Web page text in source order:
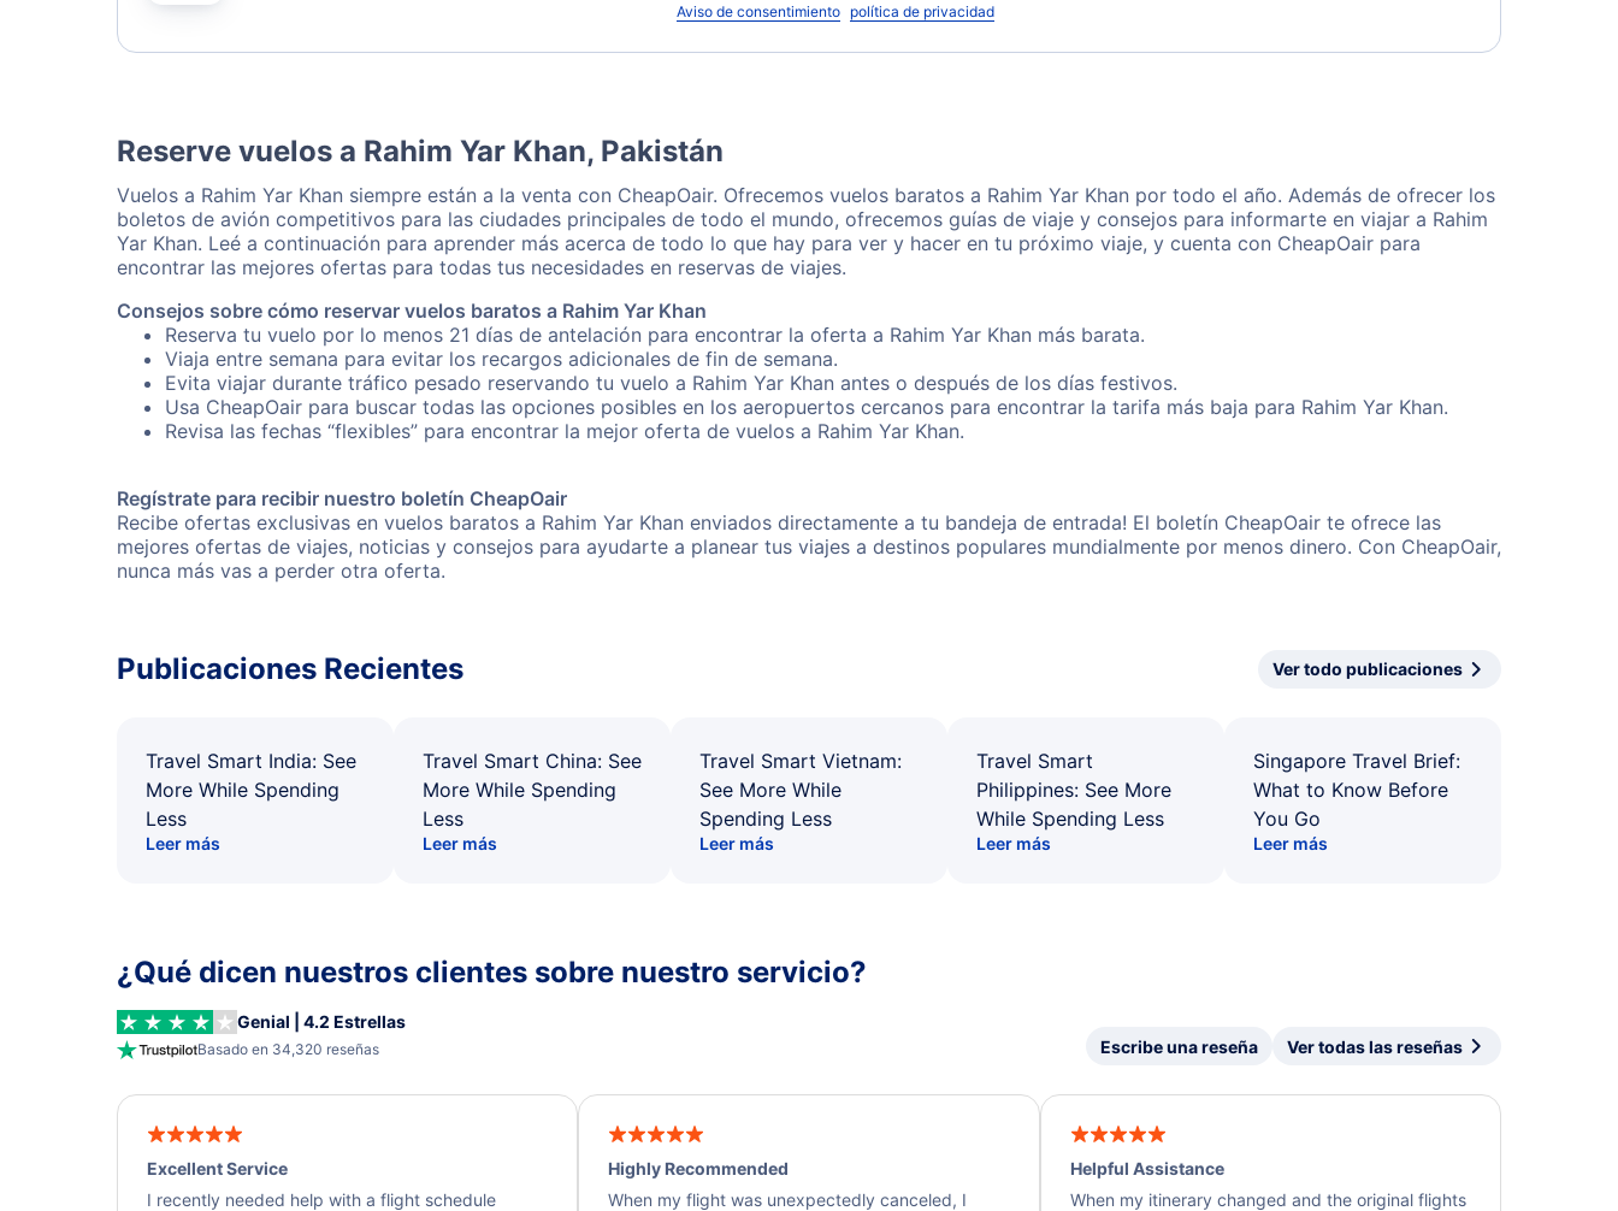
Aviso de consentimiento política de privacidad
Reserve vuelos a Rahim Yar Khan, Pakistán
Vuelos a Rahim Yar Khan siempre están a la venta con CheapOair. Ofrecemos vuelos baratos a Rahim Yar Khan por todo el año. Además de ofrecer los
boletos de avión competitivos para las ciudades principales de todo el mundo, ofrecemos guías de viaje y consejos para informarte en viajar a Rahim
Yar Khan. Leé a continuación para aprender más acerca de todo lo que hay para ver y hacer en tu próximo viaje, y cuenta con CheapOair para
encontrar las mejores ofertas para todas tus necesidades en reservas de viajes.
Consejos sobre cómo reservar vuelos baratos a Rahim Yar Khan
Reserva tu vuelo por lo menos 21 días de antelación para encontrar la oferta a Rahim Yar Khan más barata.
Viaja entre semana para evitar los recargos adicionales de fin de semana.
Evita viajar durante tráfico pesado reservando tu vuelo a Rahim Yar Khan antes o después de los días festivos.
Usa CheapOair para buscar todas las opciones posibles en los aeropuertos cercanos para encontrar la tarifa más baja para Rahim Yar Khan.
Revisa las fechas “flexibles” para encontrar la mejor oferta de vuelos a Rahim Yar Khan.
Regístrate para recibir nuestro boletín CheapOair
Recibe ofertas exclusivas en vuelos baratos a Rahim Yar Khan enviados directamente a tu bandeja de entrada! El boletín CheapOair te ofrece las
mejores ofertas de viajes, noticias y consejos para ayudarte a planear tus viajes a destinos populares mundialmente por menos dinero. Con CheapOair,
nunca más vas a perder otra oferta.
Publicaciones Recientes Ver todo publicaciones
Travel Smart India: See
More While Spending
Less
Leer más
Travel Smart China: See
More While Spending
Less
Leer más
Travel Smart Vietnam:
See More While
Spending Less
Leer más
Travel Smart
Philippines: See More
While Spending Less
Leer más
Singapore Travel Brief:
What to Know Before
You Go
Leer más
¿Qué dicen nuestros clientes sobre nuestro servicio?
Genial | 4.2 Estrellas
Basado en 34,320 reseñas Escribe una reseña Ver todas las reseñas
Excellent Service
I recently needed help with a flight schedule
Highly Recommended
When my flight was unexpectedly canceled, I
Helpful Assistance
When my itinerary changed and the original flights